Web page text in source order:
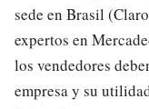
sede en Brasil
expertos en
los vendedores
empresa y su